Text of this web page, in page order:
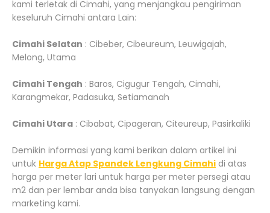
kami terletak di Cimahi, yang menjangkau pengiriman
keseluruh Cimahi antara Lain:
Cimahi Selatan : Cibeber, Cibeureum, Leuwigajah,
Melong, Utama
Cimahi Tengah : Baros, Cigugur Tengah, Cimahi,
Karangmekar, Padasuka, Setiamanah
Cimahi Utara : Cibabat, Cipageran, Citeureup, Pasirkaliki
Demikin informasi yang kami berikan dalam artikel ini
untuk Harga Atap Spandek Lengkung Cimahi di atas
harga per meter lari untuk harga per meter persegi atau
m2 dan per lembar anda bisa tanyakan langsung dengan
marketing kami.